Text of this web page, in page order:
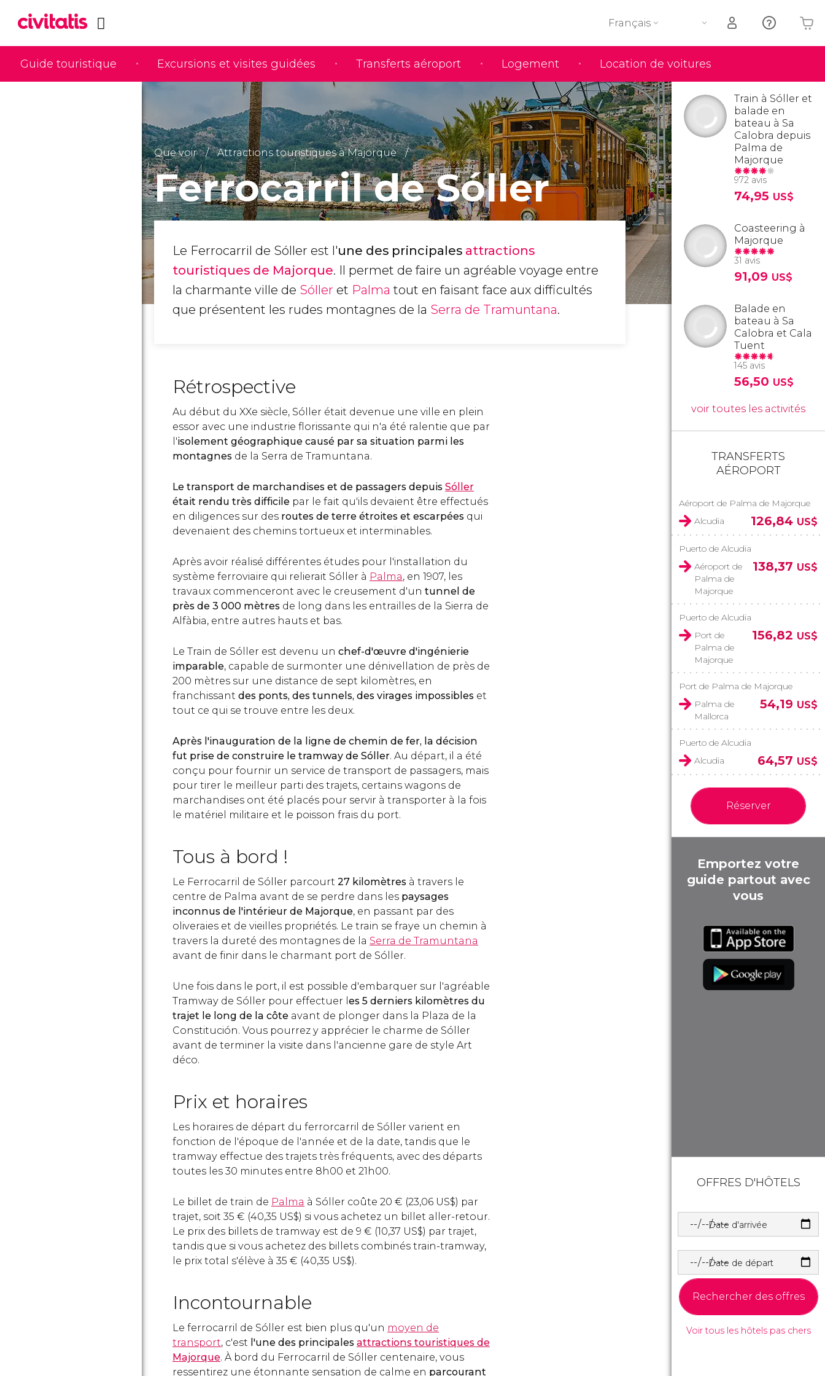
Guide touristique Excursions et visites guidées Transferts aéroport Logement Location de voitures
Français
Votre panier est vide
Que voir Attractions touristiques à Majorque
Ferrocarril de Sóller
Le Ferrocarril de Sóller est l'une des principales attractions
touristiques de Majorque. Il permet de faire un agréable voyage entre
la charmante ville de Sóller et Palma tout en faisant face aux difficultés
que présentent les rudes montagnes de la Serra de Tramuntana.
Rétrospective
Au début du XXe siècle, Sóller était devenue une ville en plein
essor avec une industrie florissante qui n'a été ralentie que par
l'isolement géographique causé par sa situation parmi les
montagnes de la Serra de Tramuntana.
Le transport de marchandises et de passagers depuis Sóller
était rendu très difficile par le fait qu'ils devaient être effectués
en diligences sur des routes de terre étroites et escarpées qui
devenaient des chemins tortueux et interminables.
Après avoir réalisé différentes études pour l'installation du
système ferroviaire qui relierait Sóller à Palma, en 1907, les
travaux commenceront avec le creusement d'un tunnel de
près de 3 000 mètres de long dans les entrailles de la Sierra de
Alfàbia, entre autres hauts et bas.
Le Train de Sóller est devenu un chef-d'œuvre d'ingénierie
imparable, capable de surmonter une dénivellation de près de
200 mètres sur une distance de sept kilomètres, en
franchissant des ponts, des tunnels, des virages impossibles et
tout ce qui se trouve entre les deux.
Après l'inauguration de la ligne de chemin de fer, la décision
fut prise de construire le tramway de Sóller. Au départ, il a été
conçu pour fournir un service de transport de passagers, mais
pour tirer le meilleur parti des trajets, certains wagons de
marchandises ont été placés pour servir à transporter à la fois
le matériel militaire et le poisson frais du port.
Tous à bord !
Le Ferrocarril de Sóller parcourt 27 kilomètres à travers le
centre de Palma avant de se perdre dans les paysages
inconnus de l'intérieur de Majorque, en passant par des
oliveraies et de vieilles propriétés. Le train se fraye un chemin à
travers la dureté des montagnes de la Serra de Tramuntana
avant de finir dans le charmant port de Sóller.
Une fois dans le port, il est possible d'embarquer sur l'agréable
Tramway de Sóller pour effectuer l es 5 derniers kilomètres du
trajet le long de la côte avant de plonger dans la Plaza de la
Constitución. Vous pourrez y apprécier le charme de Sóller
avant de terminer la visite dans l'ancienne gare de style Art
déco.
Prix et horaires
Les horaires de départ du ferrorcarril de Sóller varient en
fonction de l'époque de l'année et de la date, tandis que le
tramway effectue des trajets très fréquents, avec des départs
toutes les 30 minutes entre 8h00 et 21h00.
Le billet de train de Palma à Sóller coûte 20 € (23,06 US$) par
trajet, soit 35 € (40,35 US$) si vous achetez un billet aller-retour.
Le prix des billets de tramway est de 9 € (10,37 US$) par trajet,
tandis que si vous achetez des billets combinés train-tramway,
le prix total s'élève à 35 € (40,35 US$).
Incontournable
Le ferrocarril de Sóller est bien plus qu'un moyen de
transport, c'est l'une des principales attractions touristiques de
Majorque. À bord du Ferrocarril de Sóller centenaire, vous
ressentirez une étonnante sensation de calme en parcourant
Train à Sóller et
balade en
bateau à Sa
Calobra depuis
Palma de
Majorque
972 avis
74,95 US$
Coasteering à
Majorque
31 avis
91,09 US$
Balade en
bateau à Sa
Calobra et Cala
Tuent
145 avis
56,50 US$
voir toutes les activités
TRANSFERTS
AÉROPORT
Aéroport de Palma de Majorque
Alcudia
126,84 US$
Puerto de Alcudia
Aéroport de
Palma de
Majorque
138,37 US$
Puerto de Alcudia
Port de
Palma de
Majorque
156,82 US$
Port de Palma de Majorque
Palma de
Mallorca
54,19 US$
Puerto de Alcudia
Alcudia
64,57 US$
Réserver
Emportez votre
guide partout avec
vous
OFFRES D'HÔTELS
Date d'arrivée
Date de départ
Rechercher des offres
Voir tous les hôtels pas chers